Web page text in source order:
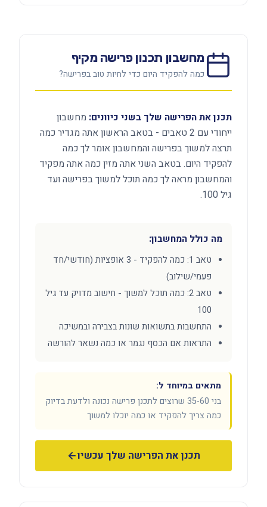
מחשבון תכנון פרישה מקיף
כמה להפקיד היום כדי לחיות טוב בפרישה?
תכנן את הפרישה שלך בשני כיוונים: מחשבון
ייחודי עם 2 טאבים - בטאב הראשון אתה מגדיר כמה
תרצה למשוך בפרישה והמחשבון אומר לך כמה
להפקיד היום. בטאב השני אתה מזין כמה אתה מפקיד
והמחשבון מראה לך כמה תוכל למשוך בפרישה ועד
גיל 100.
מה כולל המחשבון:
טאב 1: כמה להפקיד - 3 אופציות (חודשי/חד
פעמי/שילוב)
טאב 2: כמה תוכל למשוך - חישוב מדויק עד גיל
100
התחשבות בתשואות שונות בצבירה ובמשיכה
התראות אם הכסף נגמר או כמה נשאר להורשה
מתאים במיוחד ל:
בני 35-60 שרוצים לתכנן פרישה נכונה ולדעת בדיוק
כמה צריך להפקיד או כמה יוכלו למשוך
תכנן את הפרישה שלך עכשיו